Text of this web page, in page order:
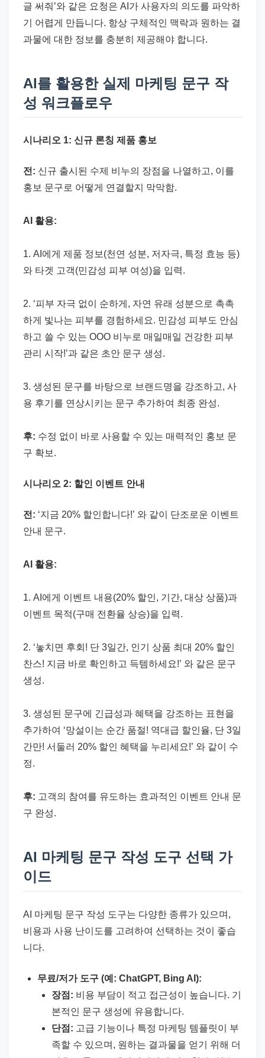
글 써줘’와 같은 요청은 AI가 사용자의 의도를 파악하
기 어렵게 만듭니다. 항상 구체적인 맥락과 원하는 결
과물에 대한 정보를 충분히 제공해야 합니다.
AI를 활용한 실제 마케팅 문구 작
성 워크플로우
시나리오 1: 신규 론칭 제품 홍보
전: 신규 출시된 수제 비누의 장점을 나열하고, 이를
홍보 문구로 어떻게 연결할지 막막함.
AI 활용:
1. AI에게 제품 정보(천연 성분, 저자극, 특정 효능 등)
와 타겟 고객(민감성 피부 여성)을 입력.
2. ‘피부 자극 없이 순하게, 자연 유래 성분으로 촉촉
하게 빛나는 피부를 경험하세요. 민감성 피부도 안심
하고 쓸 수 있는 OOO 비누로 매일매일 건강한 피부
관리 시작!’과 같은 초안 문구 생성.
3. 생성된 문구를 바탕으로 브랜드명을 강조하고, 사
용 후기를 연상시키는 문구 추가하여 최종 완성.
후: 수정 없이 바로 사용할 수 있는 매력적인 홍보 문
구 확보.
시나리오 2: 할인 이벤트 안내
전: ‘지금 20% 할인합니다!’ 와 같이 단조로운 이벤트
안내 문구.
AI 활용:
1. AI에게 이벤트 내용(20% 할인, 기간, 대상 상품)과
이벤트 목적(구매 전환율 상승)을 입력.
2. ‘놓치면 후회! 단 3일간, 인기 상품 최대 20% 할인
찬스! 지금 바로 확인하고 득템하세요!’ 와 같은 문구
생성.
3. 생성된 문구에 긴급성과 혜택을 강조하는 표현을
추가하여 ‘망설이는 순간 품절! 역대급 할인율, 단 3일
간만! 서둘러 20% 할인 혜택을 누리세요!’ 와 같이 수
정.
후: 고객의 참여를 유도하는 효과적인 이벤트 안내 문
구 완성.
AI 마케팅 문구 작성 도구 선택 가
이드
AI 마케팅 문구 작성 도구는 다양한 종류가 있으며,
비용과 사용 난이도를 고려하여 선택하는 것이 좋습
니다.
무료/저가 도구 (예: ChatGPT, Bing AI):
장점: 비용 부담이 적고 접근성이 높습니다. 기
본적인 문구 생성에 유용합니다.
단점: 고급 기능이나 특정 마케팅 템플릿이 부
족할 수 있으며, 원하는 결과물을 얻기 위해 더